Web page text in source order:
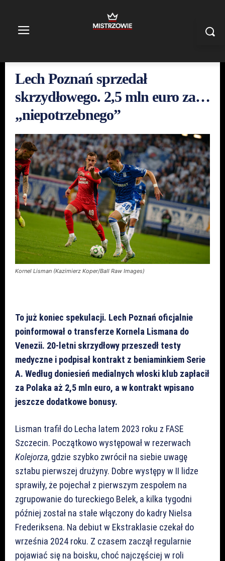
Lech Poznań sprzedał
skrzydłowego. 2,5 mln euro za…
„niepotrzebnego”
Kornel Lisman (Kazimierz Koper/Ball Raw Images)
To już koniec spekulacji. Lech Poznań oficjalnie
poinformował o transferze Kornela Lismana do
Venezii. 20-letni skrzydłowy przeszedł testy
medyczne i podpisał kontrakt z beniaminkiem Serie
A. Według doniesień medialnych włoski klub zapłacił
za Polaka aż 2,5 mln euro, a w kontrakt wpisano
jeszcze dodatkowe bonusy.
Lisman trafił do Lecha latem 2023 roku z FASE
Szczecin. Początkowo występował w rezerwach
Kolejorza, gdzie szybko zwrócił na siebie uwagę
sztabu pierwszej drużyny. Dobre występy w II lidze
sprawiły, że pojechał z pierwszym zespołem na
zgrupowanie do tureckiego Belek, a kilka tygodni
później został na stałe włączony do kadry Nielsa
Frederiksena. Na debiut w Ekstraklasie czekał do
września 2024 roku. Z czasem zaczął regularnie
pojawiać się na boisku, choć najczęściej w roli